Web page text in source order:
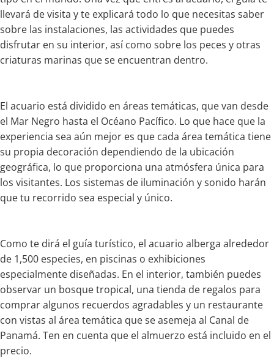
llevará de visita y te explicará todo lo que necesitas saber
sobre las instalaciones, las actividades que puedes
disfrutar en su interior, así como sobre los peces y otras
criaturas marinas que se encuentran dentro.
El acuario está dividido en áreas temáticas, que van desde
el Mar Negro hasta el Océano Pacífico. Lo que hace que la
experiencia sea aún mejor es que cada área temática tiene
su propia decoración dependiendo de la ubicación
geográfica, lo que proporciona una atmósfera única para
los visitantes. Los sistemas de iluminación y sonido harán
que tu recorrido sea especial y único.
Como te dirá el guía turístico, el acuario alberga alrededor
de 1,500 especies, en piscinas o exhibiciones
especialmente diseñadas. En el interior, también puedes
observar un bosque tropical, una tienda de regalos para
comprar algunos recuerdos agradables y un restaurante
con vistas al área temática que se asemeja al Canal de
Panamá. Ten en cuenta que el almuerzo está incluido en el
precio.